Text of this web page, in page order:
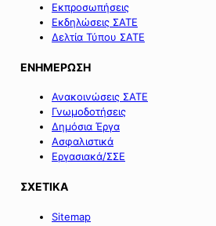
Εκπροσωπήσεις
Εκδηλώσεις ΣΑΤΕ
Δελτία Τύπου ΣΑΤΕ
ΕΝΗΜΕΡΩΣΗ
Ανακοινώσεις ΣΑΤΕ
Γνωμοδοτήσεις
Δημόσια Έργα
Ασφαλιστικά
Εργασιακά/ΣΣΕ
ΣΧΕΤΙΚΑ
Sitemap